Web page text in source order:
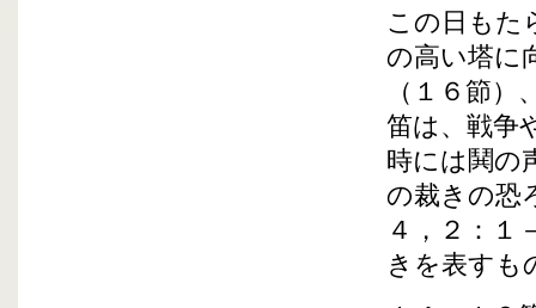
この日もた
の高い塔に
（１６節
笛は、戦争
時には鬨の
の裁きの恐
４，２：１
きを表すも